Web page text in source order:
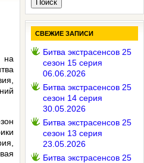
на
СВЕЖИЕ ЗАПИСИ
Битва экстрасенсов 25
сезон 15 серия
06.06.2026
Битва экстрасенсов 25
сезон 14 серия
30.05.2026
Битва экстрасенсов 25
сезон 13 серия
23.05.2026
Битва экстрасенсов 25